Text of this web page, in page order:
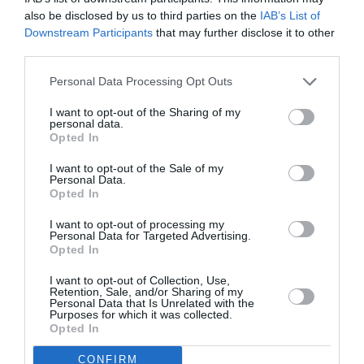
also be disclosed by us to third parties on the IAB’s List of
Downstream Participants that may further disclose it to other
Personal Data Processing Opt Outs
I want to opt-out of the Sharing of my
personal data.
Opted In
I want to opt-out of the Sale of my
Personal Data.
Opted In
I want to opt-out of processing my
Personal Data for Targeted Advertising.
Opted In
I want to opt-out of Collection, Use,
Retention, Sale, and/or Sharing of my
Personal Data that Is Unrelated with the
Purposes for which it was collected.
Opted In
CONFIRM
solidaire qui vous pousse en avant et une joie de
vivre, une ouverture d’esprit qui vous permet
d’envisager l’avenir en beauté ! L’autre appréciera bien
sûr ! Célibataire depuis juin, vous retrouvez votre
partir du 16/07 Jupiter vous ouvre de belles
charisme époustouflant et des interlocuteurs qui
pourraient alors se muer bientôt (voire illico) en
admirateurs fervents voir plus si affinités ! Que de
mander de plus ?
2ème décan (31 mai-10 juin)